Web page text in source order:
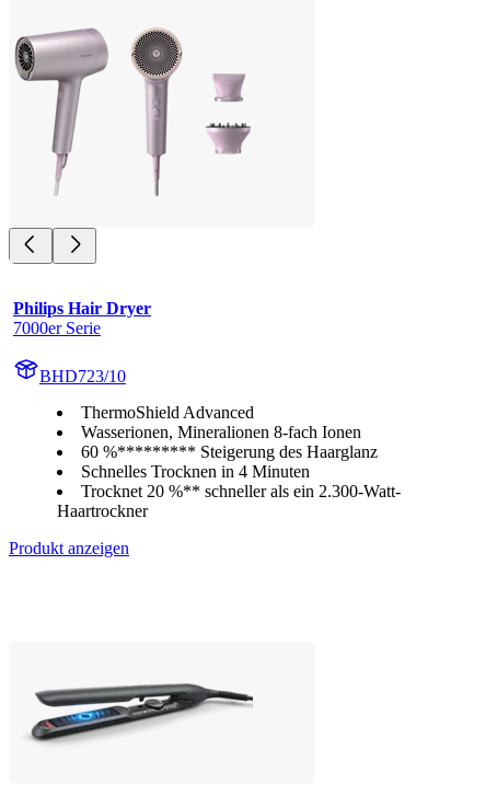
Philips Hair Dryer
7000er Serie
BHD723/10
ThermoShield Advanced
Wasserionen, Mineralionen 8-fach Ionen
60 %********* Steigerung des Haarglanz
Schnelles Trocknen in 4 Minuten
Trocknet 20 %** schneller als ein 2.300-Watt-
Haartrockner
Produkt anzeigen